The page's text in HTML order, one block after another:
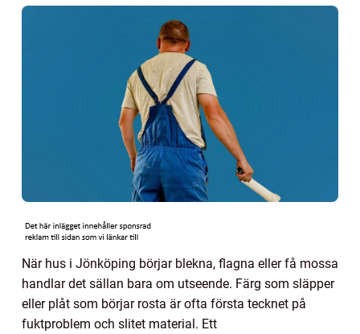
När hus i Jönköping börjar blekna, flagna eller få mossa
handlar det sällan bara om utseende. Färg som släpper
eller plåt som börjar rosta är ofta första tecknet på
fuktproblem och slitet material. Ett